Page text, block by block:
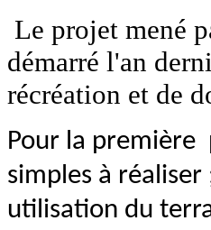
Le projet mené
démarré l'an
récréation et de
Pour la première
simples à réaliser
utilisation du